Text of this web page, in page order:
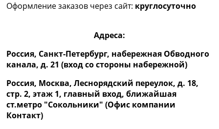
Оформление заказов через сайт: круглосуточно
Адреса:
Россия, Санкт-Петербург, набережная Обводного
канала, д. 21 (вход со стороны набережной)
Россия, Москва, Леснорядский переулок, д. 18,
стр. 2, этаж 1, главный вход, ближайшая
ст.метро "Сокольники" (Офис компании
Контакт)